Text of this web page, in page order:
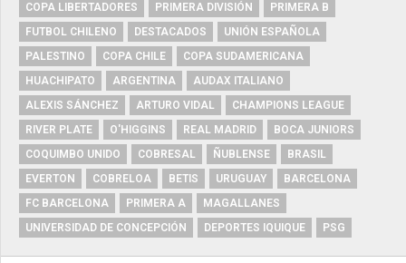
COPA LIBERTADORES
PRIMERA DIVISIÓN
PRIMERA B
FUTBOL CHILENO
DESTACADOS
UNIÓN ESPAÑOLA
PALESTINO
COPA CHILE
COPA SUDAMERICANA
HUACHIPATO
ARGENTINA
AUDAX ITALIANO
ALEXIS SÁNCHEZ
ARTURO VIDAL
CHAMPIONS LEAGUE
RIVER PLATE
O'HIGGINS REAL MADRID
BOCA JUNIORS
COQUIMBO UNIDO
COBRESAL ÑUBLENSE
BRASIL
EVERTON
COBRELOA BETIS URUGUAY
BARCELONA
FC BARCELONA
PRIMERA A
MAGALLANES
UNIVERSIDAD DE CONCEPCIÓN
DEPORTES IQUIQUE PSG